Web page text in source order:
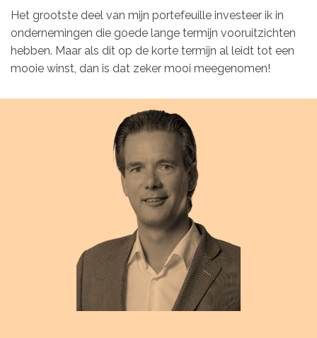
Het grootste deel van mijn portefeuille investeer ik in
ondernemingen die goede lange termijn vooruitzichten
hebben. Maar als dit op de korte termijn al leidt tot een
mooie winst, dan is dat zeker mooi meegenomen!